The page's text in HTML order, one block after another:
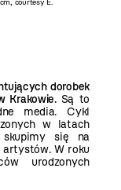
dorobek
Krakowie. Są to
media. Cykl
w latach
się na
artystów. W roku
urodzonych